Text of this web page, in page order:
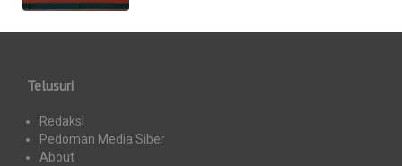
Telusuri
Redaksi
Pedoman Media Siber
About